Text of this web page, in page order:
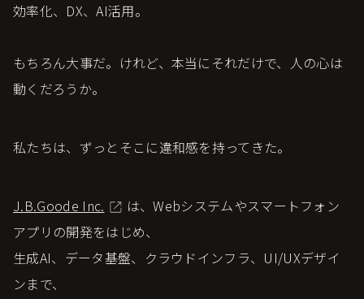
効率化、DX、AI活用。
もちろん大事だ。けれど、本当にそれだけで、人の心は
動くだろうか。
私たちは、ずっとそこに違和感を持ってきた。
J.B.Goode Inc.
は、Webシステムやスマートフォン
アプリの開発をはじめ、
生成AI、データ基盤、クラウドインフラ、UI/UXデザイ
ンまで、